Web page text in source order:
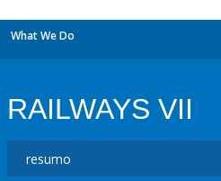
What We Do
RAILWAYS VII